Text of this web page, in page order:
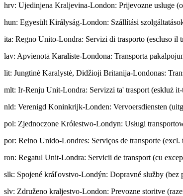
hrv: Ujedinjena Kraljevina-London: Prijevozne usluge
hun: Egyesült Királyság-London: Szállítási
ita: Regno Unito-Londra: Servizi di trasporto (escluso il
lav: Apvienotā Karaliste-Londona: Transporta
lit: Jungtinė Karalystė, Didžioji Britanija-Londonas:
mlt: Ir-Renju Unit-Londra: Servizzi ta' trasport (eskluż
nld: Verenigd Koninkrijk-Londen: Vervoersdiensten
pol: Zjednoczone Królestwo-Londyn: Usługi
por: Reino Unido-Londres: Serviços de transporte (excl.
ron: Regatul Unit-Londra: Servicii de transport (cu
slk: Spojené kráľovstvo-Londýn: Dopravné služby (bez
slv: Združeno kraljestvo-London: Prevozne storitve